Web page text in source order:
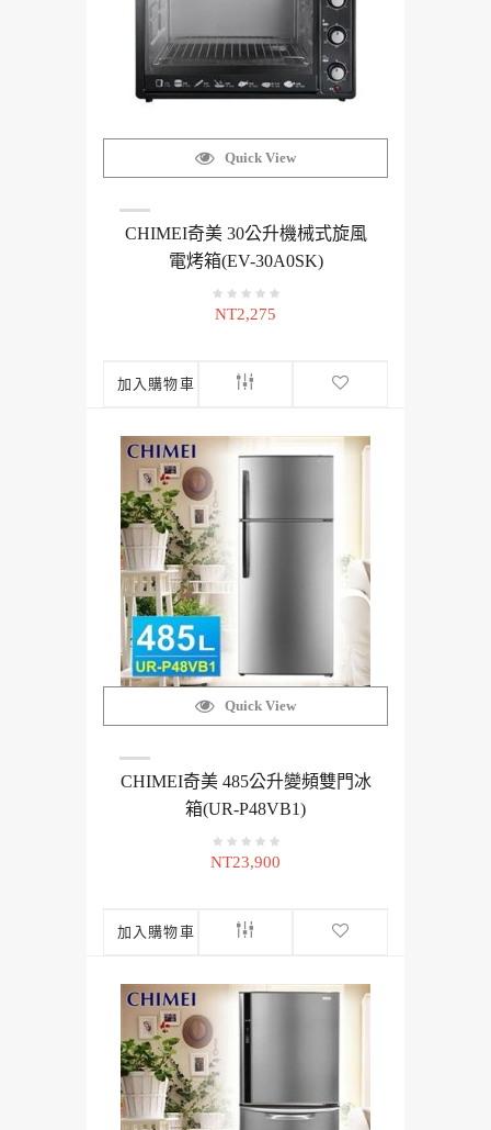
Quick View
CHIMEI奇美 30公升機械式旋風
電烤箱(EV-30A0SK)
NT2,275
加入購物車
Quick View
CHIMEI奇美 485公升變頻雙門冰
箱(UR-P48VB1)
NT23,900
加入購物車